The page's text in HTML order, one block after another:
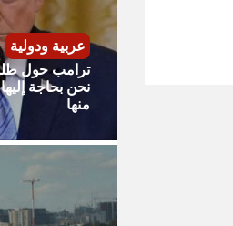
عربية ودولية
ترامب حول
نحن بحاجة
منها